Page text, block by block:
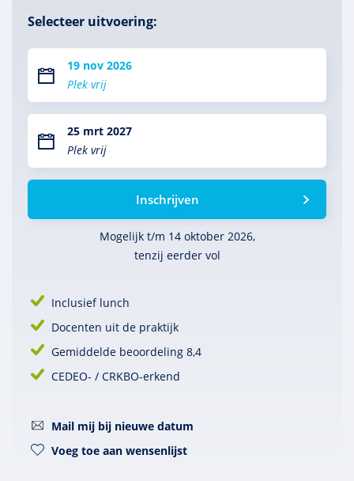
Selecteer uitvoering:
19 nov 2026
Plek vrij
25 mrt 2027
Plek vrij
Inschrijven
Mogelijk t/m 14 oktober 2026,
tenzij eerder vol
Inclusief lunch
Docenten uit de praktijk
Gemiddelde beoordeling 8,4
CEDEO- / CRKBO-erkend
Mail mij bij nieuwe datum
Voeg toe aan wensenlijst